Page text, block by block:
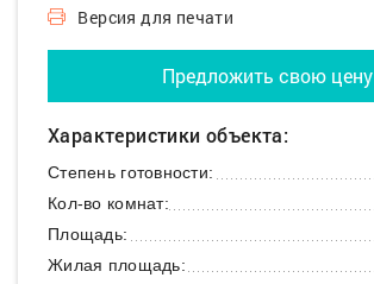
Версия для печати
Предложить свою цену
Характеристики объекта:
Степень готовности:
Кол-во комнат:
Площадь:
Жилая площадь: